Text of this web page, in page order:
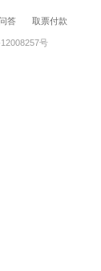
答 取票付款
号